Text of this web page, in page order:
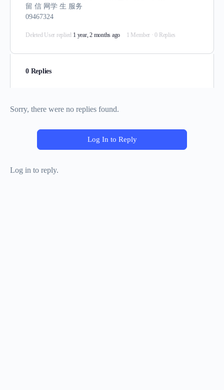
留 信 网学 生 服务
09467324
Deleted User replied 1 year, 2 months ago 1 Member · 0 Replies
0 Replies
Sorry, there were no replies found.
Log In to Reply
Log in to reply.